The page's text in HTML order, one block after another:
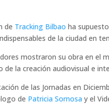
de Tracking Bilbao ha
de la ciudad en
mostraron su obra en el
de la creación audiovisual e
de las Jornadas en
de Patricia Sornosa y el